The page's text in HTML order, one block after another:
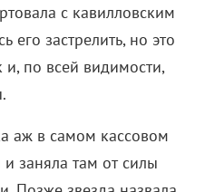
с кавилловским
его застрелить, но это
и, по всей видимости,
аж в самом кассовом
заняла там от силы